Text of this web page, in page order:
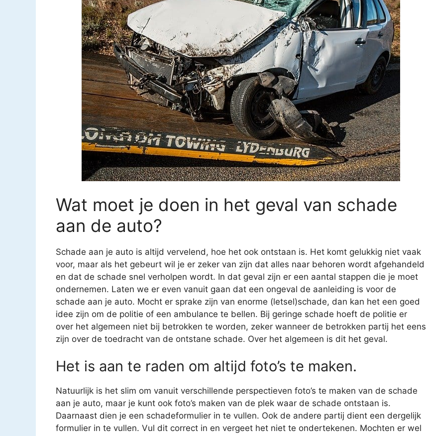
Wat moet je doen in het geval van schade
aan de auto?
Schade aan je auto is altijd vervelend, hoe het ook ontstaan is. Het komt gelukkig niet vaak
voor, maar als het gebeurt wil je er zeker van zijn dat alles naar behoren wordt afgehandeld
en dat de schade snel verholpen wordt. In dat geval zijn er een aantal stappen die je moet
ondernemen. Laten we er even vanuit gaan dat een ongeval de aanleiding is voor de
schade aan je auto. Mocht er sprake zijn van enorme (letsel)schade, dan kan het een goed
idee zijn om de politie of een ambulance te bellen. Bij geringe schade hoeft de politie er
over het algemeen niet bij betrokken te worden, zeker wanneer de betrokken partij het eens
zijn over de toedracht van de ontstane schade. Over het algemeen is dit het geval.
Het is aan te raden om altijd foto’s te maken.
Natuurlijk is het slim om vanuit verschillende perspectieven foto’s te maken van de schade
aan je auto, maar je kunt ook foto’s maken van de plek waar de schade ontstaan is.
Daarnaast dien je een schadeformulier in te vullen. Ook de andere partij dient een dergelijk
formulier in te vullen. Vul dit correct in en vergeet het niet te ondertekenen. Mochten er wel